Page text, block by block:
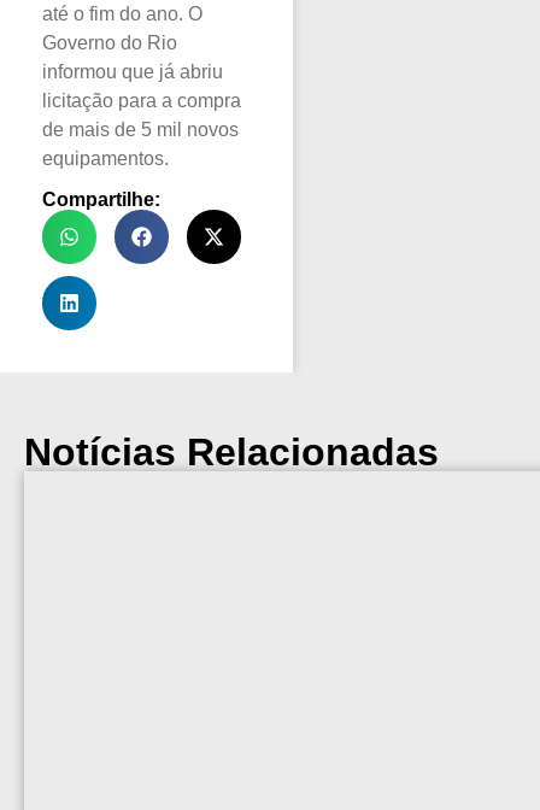
até o fim do ano. O
Governo do Rio
informou que já abriu
licitação para a compra
de mais de 5 mil novos
equipamentos.
Compartilhe:
Notícias Relacionadas